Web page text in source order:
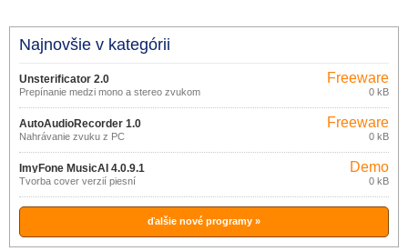
Najnovšie v kategórii
Unsterificator 2.0
Prepínanie medzi mono a stereo zvukom
Freeware
0 kB
AutoAudioRecorder 1.0
Nahrávanie zvuku z PC
Freeware
0 kB
ImyFone MusicAI 4.0.9.1
Tvorba cover verzií piesní
Demo
0 kB
ďalšie nové programy »